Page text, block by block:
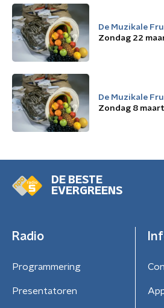
De Muzikale
Zondag 22
De Muzikale
Zondag 8 maart
DE BESTE
EVERGREENS
Radio
Programmering
Presentatoren